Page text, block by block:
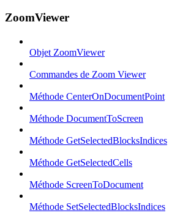
ZoomViewer
Objet ZoomViewer
Commandes de Zoom Viewer
Méthode CenterOnDocumentPoint
Méthode DocumentToScreen
Méthode GetSelectedBlocksIndices
Méthode GetSelectedCells
Méthode ScreenToDocument
Méthode SetSelectedBlocksIndices